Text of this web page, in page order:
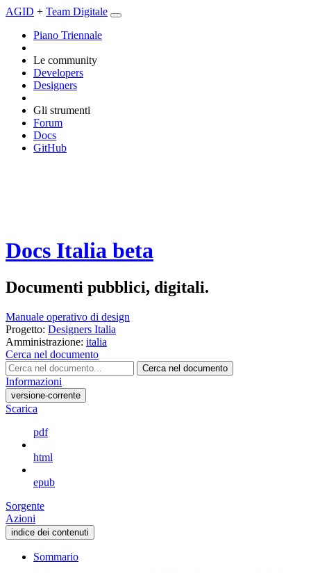
AGID + Team Digitale
Piano Triennale
Le community
Developers
Designers
Gli strumenti
Forum
Docs
GitHub
Docs Italia beta
Documenti pubblici, digitali.
Manuale operativo di design
Progetto: Designers Italia
Amministrazione: italia
Cerca nel documento
Cerca nel documento
Informazioni
versione-corrente
Scarica
pdf
html
epub
Sorgente
Azioni
indice dei contenuti
Sommario